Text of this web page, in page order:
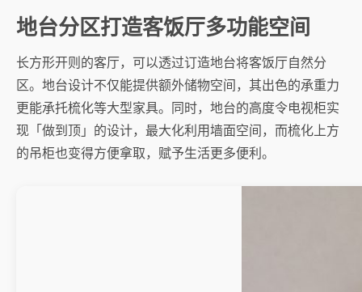
地台分区打造客饭厅多功能空间
长方形开则的客厅，可以透过订造地台将客饭厅自然分
区。地台设计不仅能提供额外储物空间，其出色的承重力
更能承托梳化等大型家具。同时，地台的高度令电视柜实
现「做到顶」的设计，最大化利用墙面空间，而梳化上方
的吊柜也变得方便拿取，赋予生活更多便利。